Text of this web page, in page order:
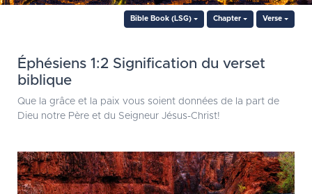
Bible Book (LSG) Chapter Verse
Éphésiens 1:2 Signification du verset
biblique
Que la grâce et la paix vous soient données de la part de
Dieu notre Père et du Seigneur Jésus-Christ!